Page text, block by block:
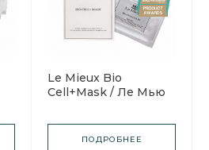
Le Mieux Bio
Cell+Mask / Ле Мью
маска
ПОДРОБНЕЕ